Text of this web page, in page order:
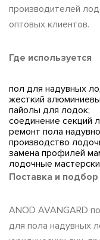
производителей
оптовых клиентов.
Где используется
пол для надувных
жесткий
пайолы для лодок;
соединение секций
ремонт пола
производство
замена профилей
лодочные
Поставка и
ANOD AVANGARD
для пола надувных